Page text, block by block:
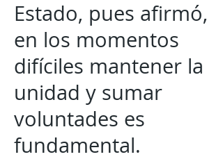
Estado, pues afirmó,
en los momentos
difíciles mantener la
unidad y sumar
voluntades es
fundamental.